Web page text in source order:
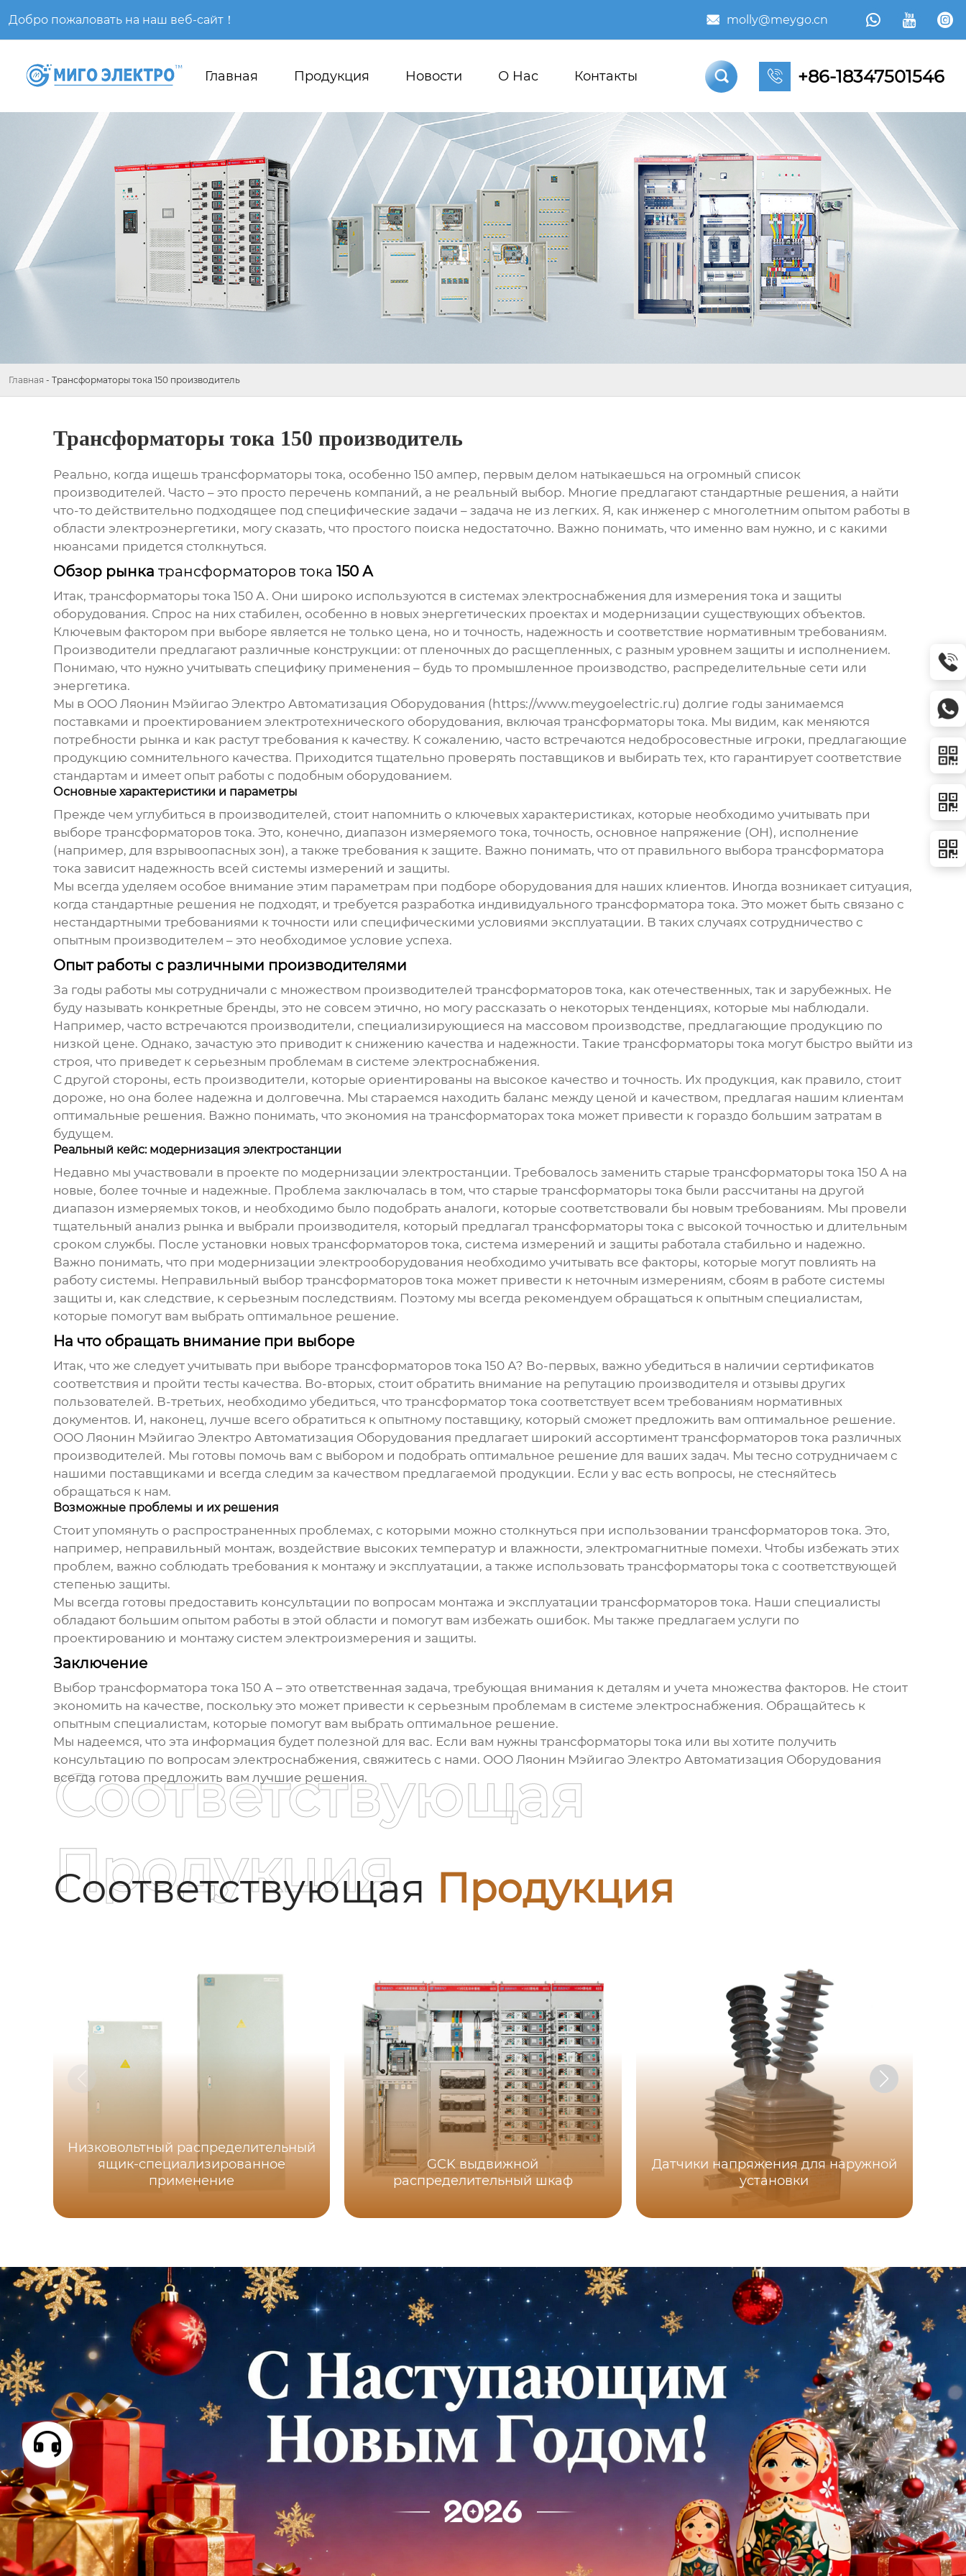
Добро пожаловать на наш веб-сайт！  molly@meygo.cn   
Главная Продукция Новости О Hас Контакты   +86-18347501546
Главная - Трансформаторы тока 150 производитель
Трансформаторы тока 150 производитель
Реально, когда ищешь трансформаторы тока, особенно 150ампер, первым делом натыкаешься на огромный список
производителей. Часто – это просто перечень компаний, а не реальный выбор. Многие предлагают стандартные решения, а найти
что-то действительно подходящее под специфические задачи – задача не из легких. Я, как инженер с многолетним опытом работы в
области электроэнергетики, могу сказать, что простого поиска недостаточно. Важно понимать, что именно вам нужно, и с какими
нюансами придется столкнуться.
Обзор рынка трансформаторов тока 150 А
Итак, трансформаторы тока 150 А. Они широко используются в системах электроснабжения для измерения тока и защиты
оборудования. Спрос на них стабилен, особенно в новых энергетических проектах и модернизации существующих объектов.
Ключевым фактором при выборе является не только цена, но и точность, надежность и соответствие нормативным требованиям.
Производители предлагают различные конструкции: от пленочных до расщепленных, с разным уровнем защиты и исполнением.
Понимаю, что нужно учитывать специфику применения – будь то промышленное производство, распределительные сети или
энергетика.
Мы в ООО Ляонин Мэйигао Электро Автоматизация Оборудования (https://www.meygoelectric.ru) долгие годы занимаемся
поставками и проектированием электротехнического оборудования, включая трансформаторы тока. Мы видим, как меняются
потребности рынка и как растут требования к качеству. К сожалению, часто встречаются недобросовестные игроки, предлагающие
продукцию сомнительного качества. Приходится тщательно проверять поставщиков и выбирать тех, кто гарантирует соответствие
стандартам и имеет опыт работы с подобным оборудованием.
Основные характеристики и параметры
Прежде чем углубиться в производителей, стоит напомнить о ключевых характеристиках, которые необходимо учитывать при
выборе трансформаторов тока. Это, конечно, диапазон измеряемого тока, точность, основное напряжение (ОН), исполнение
(например, для взрывоопасных зон), а также требования к защите. Важно понимать, что от правильного выбора трансформатора
тока зависит надежность всей системы измерений и защиты.
Мы всегда уделяем особое внимание этим параметрам при подборе оборудования для наших клиентов. Иногда возникает ситуация,
когда стандартные решения не подходят, и требуется разработка индивидуального трансформатора тока. Это может быть связано с
нестандартными требованиями к точности или специфическими условиями эксплуатации. В таких случаях сотрудничество с
опытным производителем – это необходимое условие успеха.
Опыт работы с различными производителями
За годы работы мы сотрудничали с множеством производителей трансформаторов тока, как отечественных, так и зарубежных. Не
буду называть конкретные бренды, это не совсем этично, но могу рассказать о некоторых тенденциях, которые мы наблюдали.
Например, часто встречаются производители, специализирующиеся на массовом производстве, предлагающие продукцию по
низкой цене. Однако, зачастую это приводит к снижению качества и надежности. Такие трансформаторы тока могут быстро выйти из
строя, что приведет к серьезным проблемам в системе электроснабжения.
С другой стороны, есть производители, которые ориентированы на высокое качество и точность. Их продукция, как правило, стоит
дороже, но она более надежна и долговечна. Мы стараемся находить баланс между ценой и качеством, предлагая нашим клиентам
оптимальные решения. Важно понимать, что экономия на трансформаторах тока может привести к гораздо большим затратам в
будущем.
Реальный кейс: модернизация электростанции
Недавно мы участвовали в проекте по модернизации электростанции. Требовалось заменить старые трансформаторы тока 150 Ана
новые, более точные и надежные. Проблема заключалась в том, что старые трансформаторы тока были рассчитаны на другой
диапазон измеряемых токов, и необходимо было подобрать аналоги, которые соответствовали бы новым требованиям. Мы провели
тщательный анализ рынка и выбрали производителя, который предлагал трансформаторы тока с высокой точностью и длительным
сроком службы. После установки новых трансформаторов тока, система измерений и защиты работала стабильно и надежно.
Важно понимать, что при модернизации электрооборудования необходимо учитывать все факторы, которые могут повлиять на
работу системы. Неправильный выбор трансформаторов тока может привести к неточным измерениям, сбоям в работе системы
защиты и, как следствие, к серьезным последствиям. Поэтому мы всегда рекомендуем обращаться к опытным специалистам,
которые помогут вам выбрать оптимальное решение.
На что обращать внимание при выборе
Итак, что же следует учитывать при выборе трансформаторов тока 150 А? Во-первых, важно убедиться в наличии сертификатов
соответствия и пройти тесты качества. Во-вторых, стоит обратить внимание на репутацию производителя и отзывы других
пользователей. В-третьих, необходимо убедиться, что трансформатор тока соответствует всем требованиям нормативных
документов. И, наконец, лучше всего обратиться к опытному поставщику, который сможет предложить вам оптимальное решение.
ООО Ляонин Мэйигао Электро Автоматизация Оборудования предлагает широкий ассортимент трансформаторов тока различных
производителей. Мы готовы помочь вам с выбором и подобрать оптимальное решение для ваших задач. Мы тесно сотрудничаем с
нашими поставщиками и всегда следим за качеством предлагаемой продукции. Если у вас есть вопросы, не стесняйтесь
обращаться к нам.
Возможные проблемы и их решения
Стоит упомянуть о распространенных проблемах, с которыми можно столкнуться при использовании трансформаторов тока. Это,
например, неправильный монтаж, воздействие высоких температур и влажности, электромагнитные помехи. Чтобы избежать этих
проблем, важно соблюдать требования к монтажу и эксплуатации, а также использовать трансформаторы тока с соответствующей
степенью защиты.
Мы всегда готовы предоставить консультации по вопросам монтажа и эксплуатации трансформаторов тока. Наши специалисты
обладают большим опытом работы в этой области и помогут вам избежать ошибок. Мы также предлагаем услуги по
проектированию и монтажу систем электроизмерения и защиты.
Заключение
Выбор трансформатора тока 150 А– это ответственная задача, требующая внимания к деталям и учета множества факторов. Не стоит
экономить на качестве, поскольку это может привести к серьезным проблемам в системе электроснабжения. Обращайтесь к
опытным специалистам, которые помогут вам выбрать оптимальное решение.
Мы надеемся, что эта информация будет полезной для вас. Если вам нужны трансформаторы тока или вы хотите получить
консультацию по вопросам электроснабжения, свяжитесь с нами. ООО Ляонин Мэйигао Электро Автоматизация Оборудования
всегда готова предложить вам лучшие решения.
Соответствующая Продукция
Соответствующая
Продукция
Низковольтный распределительный
ящик-специализированное
применение
GCK выдвижной
распределительный шкаф
Датчики напряжения для наружной
установки